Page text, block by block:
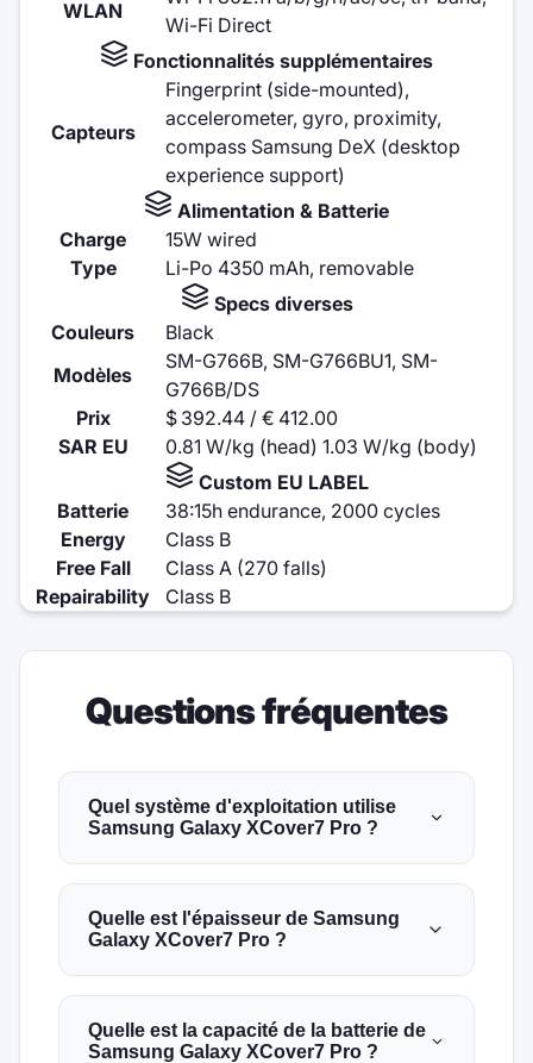
WLAN
Wi-Fi Direct
Fonctionnalités supplémentaires
Capteurs
Fingerprint (side-mounted),
accelerometer, gyro, proximity,
compass Samsung DeX (desktop
experience support)
Alimentation & Batterie
Charge
15W wired
Type
Li-Po 4350 mAh, removable
Specs diverses
Couleurs
Black
Modèles
SM-G766B, SM-G766BU1, SM-
G766B/DS
Prix
$ 392.44 / € 412.00
SAR EU
0.81 W/kg (head) 1.03 W/kg (body)
Custom EU LABEL
Batterie
38:15h endurance, 2000 cycles
Energy
Class B
Free Fall
Class A (270 falls)
Repairability
Class B
Questions fréquentes
Quel système d'exploitation utilise
Samsung Galaxy XCover7 Pro ?
Quelle est l'épaisseur de Samsung
Galaxy XCover7 Pro ?
Quelle est la capacité de la batterie de
Samsung Galaxy XCover7 Pro ?